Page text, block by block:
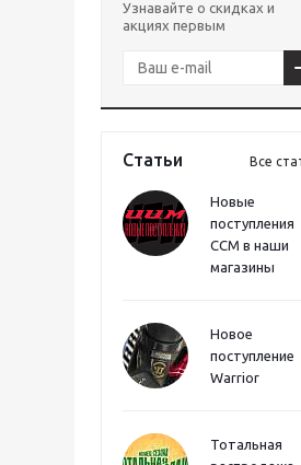
Узнавайте о скидках и
акциях первым
Статьи Все
Новые
поступления
CCM в наши
магазины
Новое
поступление
Warrior
Тотальная